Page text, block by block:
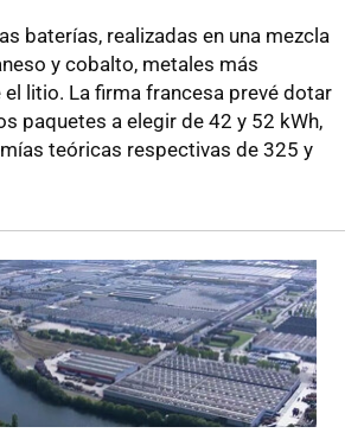
baterías, realizadas en una mezcla
y cobalto, metales más
litio. La firma francesa prevé dotar
paquetes a elegir de 42 y 52 kWh,
teóricas respectivas de 325 y